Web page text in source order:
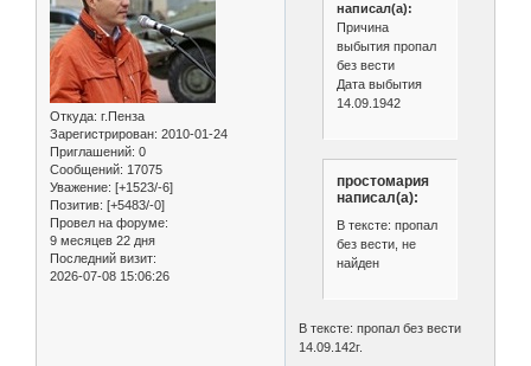
Откуда: г.Пенза
Зарегистрирован: 2010-01-24
Приглашений: 0
Сообщений: 17075
Уважение: [+1523/-6]
Позитив: [+5483/-0]
Провел на форуме:
9 месяцев 22 дня
Последний визит:
2026-07-08 15:06:26
написал(а):
Причина
выбытия пропал
без вести
Дата выбытия
14.09.1942
простомария
написал(а):
В тексте: пропал
без вести, не
найден
В тексте: пропал без вести
14.09.142г.